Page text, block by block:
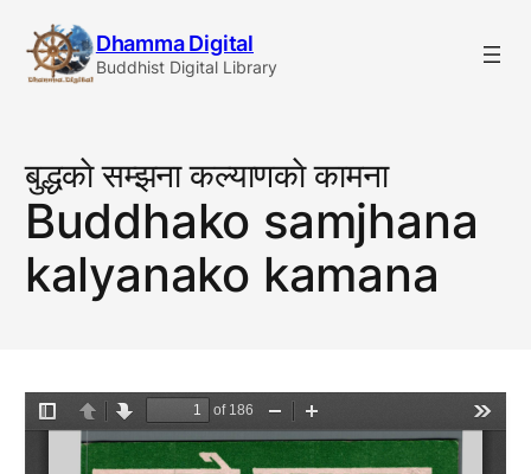
content
Dhamma Digital
Buddhist Digital Library
बुद्धकाे सम्झना कल्याणकाे कामना
Buddhako samjhana
kalyanako kamana